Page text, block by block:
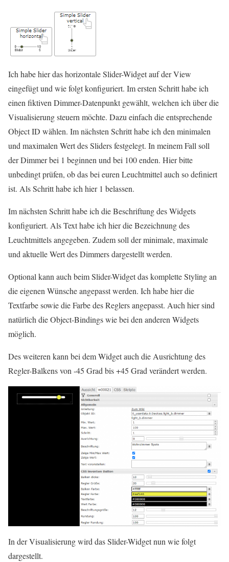
Ich habe hier das horizontale Slider-Widget auf der View
eingefügt und wie folgt konfiguriert. Im ersten Schritt habe ich
einen fiktiven Dimmer-Datenpunkt gewählt, welchen ich über die
Visualisierung steuern möchte. Dazu einfach die entsprechende
Object ID wählen. Im nächsten Schritt habe ich den minimalen
und maximalen Wert des Sliders festgelegt. In meinem Fall soll
der Dimmer bei 1 beginnen und bei 100 enden. Hier bitte
unbedingt prüfen, ob das bei euren Leuchtmittel auch so definiert
ist. Als Schritt habe ich hier 1 belassen.
Im nächsten Schritt habe ich die Beschriftung des Widgets
konfiguriert. Als Text habe ich hier die Bezeichnung des
Leuchtmittels angegeben. Zudem soll der minimale, maximale
und aktuelle Wert des Dimmers dargestellt werden.
Optional kann auch beim Slider-Widget das komplette Styling an
die eigenen Wünsche angepasst werden. Ich habe hier die
Textfarbe sowie die Farbe des Reglers angepasst. Auch hier sind
natürlich die Object-Bindings wie bei den anderen Widgets
möglich.
Des weiteren kann bei dem Widget auch die Ausrichtung des
Regler-Balkens von -45 Grad bis +45 Grad verändert werden.
In der Visualisierung wird das Slider-Widget nun wie folgt
dargestellt.